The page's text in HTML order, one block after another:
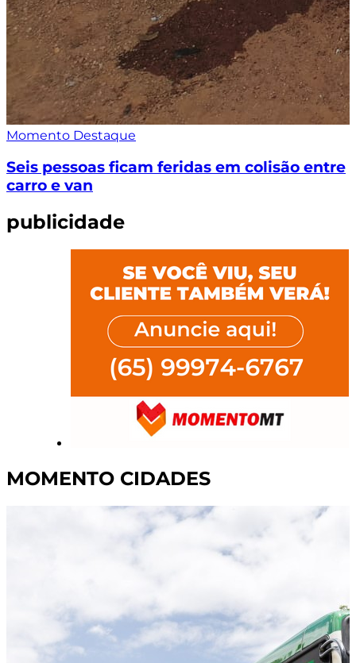
Momento Destaque
Seis pessoas ficam feridas em colisão entre
carro e van
publicidade
MOMENTO CIDADES